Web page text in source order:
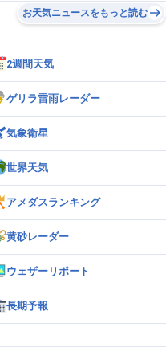
お天気ニュースをもっと読む
2週間天気
ゲリラ雷雨レーダー
気象衛星
世界天気
アメダスランキング
黄砂レーダー
ウェザーリポート
長期予報